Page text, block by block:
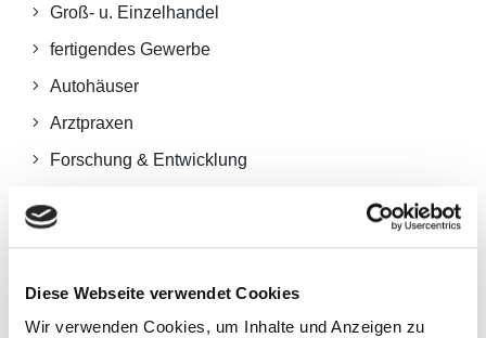
Diese Webseite verwendet Cookies
Wir verwenden Cookies, um Inhalte und Anzeigen zu
Groß- u. Einzelhandel
fertigendes Gewerbe
Autohäuser
Arztpraxen
Forschung & Entwicklung
Personalvermittler